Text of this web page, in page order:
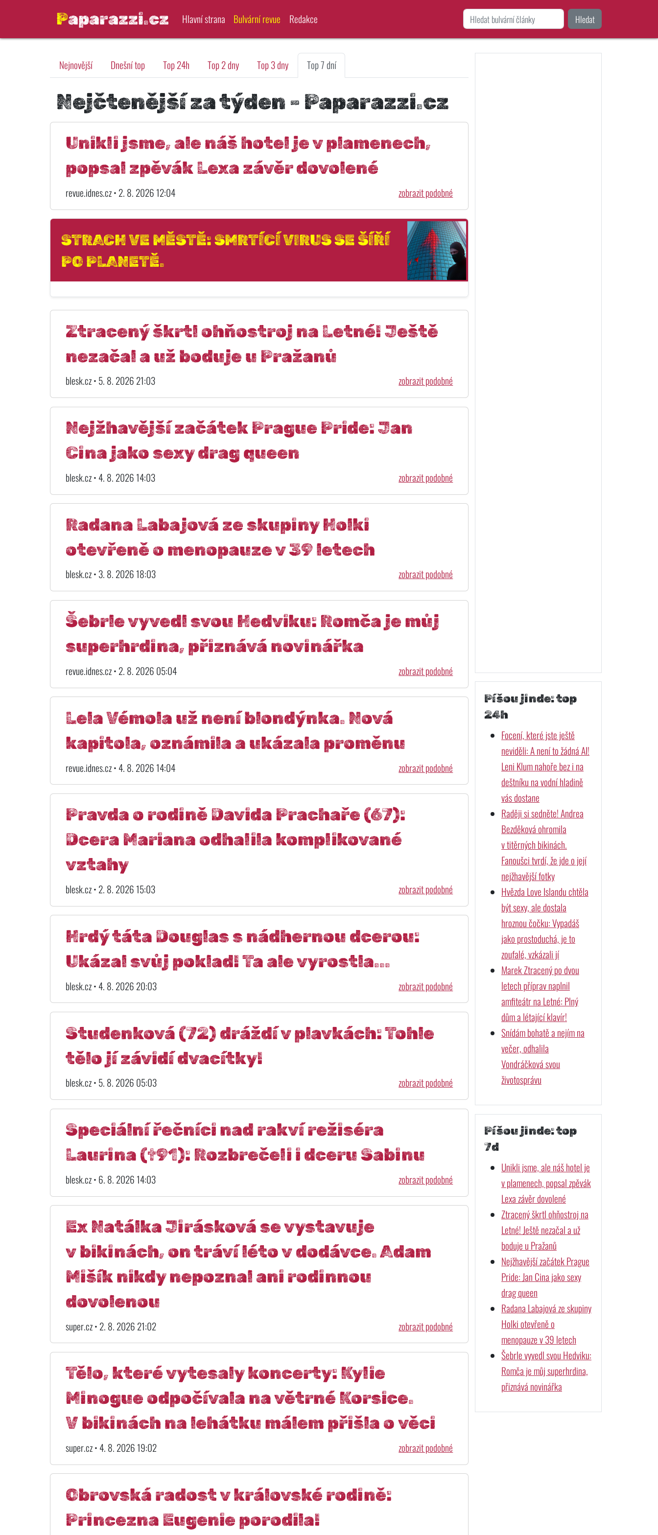
Paparazzi.cz Hlavní strana Bulvární revue Redakce Hledat
Nejnovější Dnešní top Top 24h Top 2 dny Top 3 dny Top 7 dní
Nejčtenější za týden - Paparazzi.cz
Unikli jsme, ale náš hotel je v plamenech,
popsal zpěvák Lexa závěr dovolené
revue.idnes.cz • 2. 8. 2026 12:04 zobrazit podobné
STRACH VE MĚSTĚ: SMRTÍCÍ VIRUS SE ŠÍŘÍ
PO PLANETĚ.
Ztracený škrtl ohňostroj na Letné! Ještě
nezačal a už boduje u Pražanů
blesk.cz • 5. 8. 2026 21:03 zobrazit podobné
Nejžhavější začátek Prague Pride: Jan
Cina jako sexy drag queen
blesk.cz • 4. 8. 2026 14:03 zobrazit podobné
Radana Labajová ze skupiny Holki
otevřeně o menopauze v 39 letech
blesk.cz • 3. 8. 2026 18:03 zobrazit podobné
Šebrle vyvedl svou Hedviku: Romča je můj
superhrdina, přiznává novinářka
revue.idnes.cz • 2. 8. 2026 05:04 zobrazit podobné
Lela Vémola už není blondýnka. Nová
kapitola, oznámila a ukázala proměnu
revue.idnes.cz • 4. 8. 2026 14:04 zobrazit podobné
Pravda o rodině Davida Prachaře (67):
Dcera Mariana odhalila komplikované
vztahy
blesk.cz • 2. 8. 2026 15:03 zobrazit podobné
Hrdý táta Douglas s nádhernou dcerou:
Ukázal svůj poklad! Ta ale vyrostla...
blesk.cz • 4. 8. 2026 20:03 zobrazit podobné
Studenková (72) dráždí v plavkách: Tohle
tělo jí závidí dvacítky!
blesk.cz • 5. 8. 2026 05:03 zobrazit podobné
Speciální řečníci nad rakví režiséra
Laurina (†91): Rozbrečeli i dceru Sabinu
blesk.cz • 6. 8. 2026 14:03 zobrazit podobné
Ex Natálka Jirásková se vystavuje
v bikinách, on tráví léto v dodávce. Adam
Mišík nikdy nepoznal ani rodinnou
dovolenou
super.cz • 2. 8. 2026 21:02 zobrazit podobné
Tělo, které vytesaly koncerty: Kylie
Minogue odpočívala na větrné Korsice.
V bikinách na lehátku málem přišla o věci
super.cz • 4. 8. 2026 19:02 zobrazit podobné
Obrovská radost v královské rodině:
Princezna Eugenie porodila!
Píšou jinde: top
24h
Focení, které jste ještě
neviděli: A není to žádná AI!
Leni Klum nahoře bez i na
deštníku na vodní hladině
vás dostane
Raději si sedněte! Andrea
Bezděková ohromila
v titěrných bikinách.
Fanoušci tvrdí, že jde o její
nejžhavější fotky
Hvězda Love Islandu chtěla
být sexy, ale dostala
hroznou čočku: Vypadáš
jako prostoduchá, je to
zoufalé, vzkázali jí
Marek Ztracený po dvou
letech příprav naplnil
amfiteátr na Letné: Plný
dům a létající klavír!
Snídám bohatě a nejím na
večer, odhalila
Vondráčková svou
životosprávu
Píšou jinde: top
7d
Unikli jsme, ale náš hotel je
v plamenech, popsal zpěvák
Lexa závěr dovolené
Ztracený škrtl ohňostroj na
Letné! Ještě nezačal a už
boduje u Pražanů
Nejžhavější začátek Prague
Pride: Jan Cina jako sexy
drag queen
Radana Labajová ze skupiny
Holki otevřeně o
menopauze v 39 letech
Šebrle vyvedl svou Hedviku:
Romča je můj superhrdina,
přiznává novinářka